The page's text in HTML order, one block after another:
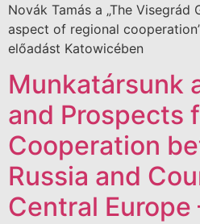
Novák Tamás a „The Visegrád
aspect of regional
előadást Katowicében
Munkatársunk
and Prospects
Cooperation
Russia and
Central